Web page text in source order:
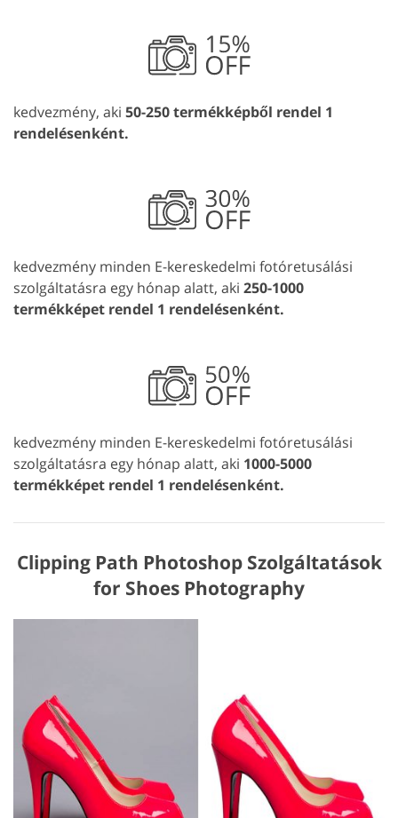
kedvezmény, aki 50-250 termékképből rendel 1
rendelésenként.
kedvezmény minden E-kereskedelmi fotóretusálási
szolgáltatásra egy hónap alatt, aki 250-1000
termékképet rendel 1 rendelésenként.
kedvezmény minden E-kereskedelmi fotóretusálási
szolgáltatásra egy hónap alatt, aki 1000-5000
termékképet rendel 1 rendelésenként.
Clipping Path Photoshop Szolgáltatások
for Shoes Photography